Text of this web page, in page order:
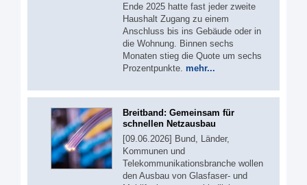
Ende 2025 hatte fast jeder zweite
Haushalt Zugang zu einem
Anschluss bis ins Gebäude oder in
die Wohnung. Binnen sechs
Monaten stieg die Quote um sechs
Prozentpunkte. mehr...
Breitband: Gemeinsam für
schnellen Netzausbau
[09.06.2026] Bund, Länder,
Kommunen und
Telekommunikationsbranche wollen
den Ausbau von Glasfaser- und